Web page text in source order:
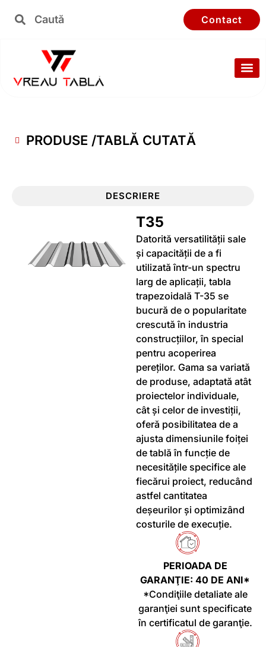
SearchSearch
Contact
PRODUSE /TABLĂ CUTATĂ
DESCRIERE
T35
Datorită versatilității sale
și capacității de a fi
utilizată într-un spectru
larg de aplicații, tabla
trapezoidală T-35 se
bucură de o popularitate
crescută în industria
construcțiilor, în special
pentru acoperirea
pereților. Gama sa variată
de produse, adaptată atât
proiectelor individuale,
cât și celor de investiții,
oferă posibilitatea de a
ajusta dimensiunile foiței
de tablă în funcție de
necesitățile specifice ale
fiecărui proiect, reducând
astfel cantitatea
deșeurilor și optimizând
costurile de execuție.
PERIOADA DE
GARANŢIE: 40 DE ANI*
*Condiţiile detaliate ale
garanţiei sunt specificate
în certificatul de garanţie.